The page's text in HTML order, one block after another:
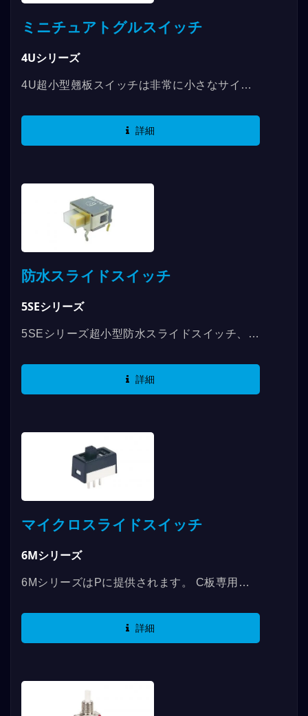
ミニチュアトグルスイッチ
4Uシリーズ
4U超小型翹板スイッチは非常に小さなサイズ
ポキシ樹脂で密封された外殻と金メッキされた
端子が特徴で、双極回路を使用しています。端
詳細
防水スライドスイッチ
5SEシリーズ
5SEシリーズ超小型防水スライドスイッチ、最
DPDTなどの仕様があります。このモデルには
透明な防水カバーがあり、より優れた防水性能
などに使用されます。
詳細
マイクロスライドスイッチ
6Mシリーズ
6MシリーズはPに提供されます。 C板専用の
使用できます。SPDT、DPDTなどの仕様があ
り、ピアノの鍵のような優雅な外観を持ち、ハ
広い用途に対応しています......
詳細